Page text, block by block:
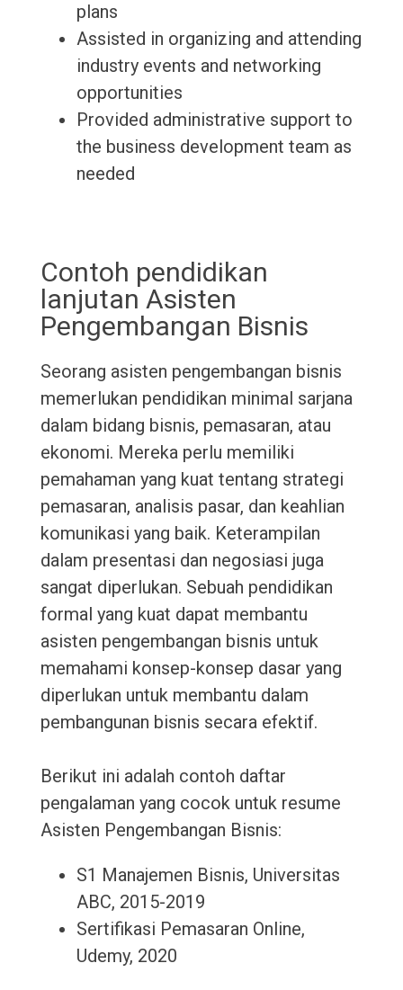
plans
Assisted in organizing and attending
industry events and networking
opportunities
Provided administrative support to
the business development team as
needed
Contoh pendidikan
lanjutan Asisten
Pengembangan Bisnis
Seorang asisten pengembangan bisnis
memerlukan pendidikan minimal sarjana
dalam bidang bisnis, pemasaran, atau
ekonomi. Mereka perlu memiliki
pemahaman yang kuat tentang strategi
pemasaran, analisis pasar, dan keahlian
komunikasi yang baik. Keterampilan
dalam presentasi dan negosiasi juga
sangat diperlukan. Sebuah pendidikan
formal yang kuat dapat membantu
asisten pengembangan bisnis untuk
memahami konsep-konsep dasar yang
diperlukan untuk membantu dalam
pembangunan bisnis secara efektif.
Berikut ini adalah contoh daftar
pengalaman yang cocok untuk resume
Asisten Pengembangan Bisnis:
S1 Manajemen Bisnis, Universitas
ABC, 2015-2019
Sertifikasi Pemasaran Online,
Udemy, 2020